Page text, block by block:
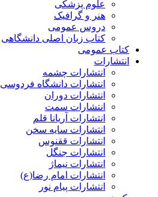
علوم پزشکی
هنر و گرافیک
دروس عمومی
کتاب زبان اصلی دانشگاهی
کتاب عمومی
انتشارات
انتشارات چشمه
انتشارات دانشگاه فردوسی
انتشارات دوران
انتشارات سمت
انتشارات آریانا قلم
انتشارات سایه سخن
انتشارات ققنوس
انتشارات جنگل
انتشارات نیماژ
انتشارات امام رضا(ع)
انتشارات پیام نور